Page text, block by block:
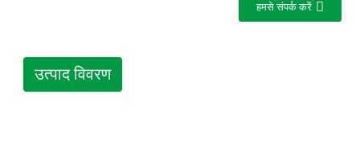
हमसे संपर्क करें
उत्पाद विवरण